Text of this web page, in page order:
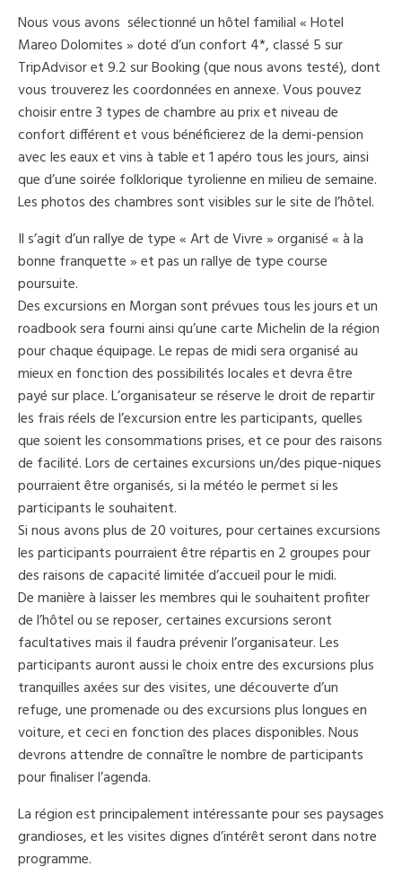
Nous vous avons sélectionné un hôtel familial « Hotel
Mareo Dolomites » doté d’un confort 4*, classé 5 sur
TripAdvisor et 9.2 sur Booking (que nous avons testé), dont
vous trouverez les coordonnées en annexe. Vous pouvez
choisir entre 3 types de chambre au prix et niveau de
confort différent et vous bénéficierez de la demi-pension
avec les eaux et vins à table et 1 apéro tous les jours, ainsi
que d’une soirée folklorique tyrolienne en milieu de semaine.
Les photos des chambres sont visibles sur le site de l’hôtel.
Il s’agit d’un rallye de type « Art de Vivre » organisé « à la
bonne franquette » et pas un rallye de type course
poursuite.
Des excursions en Morgan sont prévues tous les jours et un
roadbook sera fourni ainsi qu’une carte Michelin de la région
pour chaque équipage. Le repas de midi sera organisé au
mieux en fonction des possibilités locales et devra être
payé sur place. L’organisateur se réserve le droit de repartir
les frais réels de l’excursion entre les participants, quelles
que soient les consommations prises, et ce pour des raisons
de facilité. Lors de certaines excursions un/des pique-niques
pourraient être organisés, si la météo le permet si les
participants le souhaitent.
Si nous avons plus de 20 voitures, pour certaines excursions
les participants pourraient être répartis en 2 groupes pour
des raisons de capacité limitée d’accueil pour le midi.
De manière à laisser les membres qui le souhaitent profiter
de l’hôtel ou se reposer, certaines excursions seront
facultatives mais il faudra prévenir l’organisateur. Les
participants auront aussi le choix entre des excursions plus
tranquilles axées sur des visites, une découverte d’un
refuge, une promenade ou des excursions plus longues en
voiture, et ceci en fonction des places disponibles. Nous
devrons attendre de connaître le nombre de participants
pour finaliser l’agenda.
La région est principalement intéressante pour ses paysages
grandioses, et les visites dignes d’intérêt seront dans notre
programme.